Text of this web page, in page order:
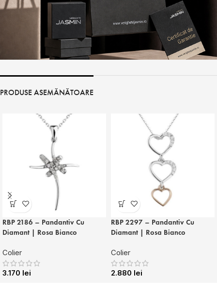
PRODUSE ASEMĂNĂTOARE
RBP 2186 – Pandantiv Cu
Diamant | Rosa Bianco
Colier
3.170 lei
RBP 2297 – Pandantiv Cu
Diamant | Rosa Bianco
Colier
2.880 lei